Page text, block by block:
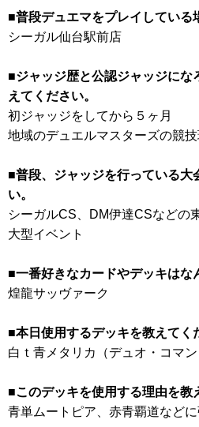
■普段デュエマをプレイしている
シーガル仙台駅前店
■ジャッジ歴と公認ジャッジにな
えてください。
初ジャッジをしてから５ヶ月
地域のデュエルマスターズの競
■普段、ジャッジを行っている大
い。
シーガルCS、DM伊達CSなどの
大型イベント
■一番好きなカードやデッキはな
煌龍サッヴァーク
■本日使用するデッキを教えてく
白ｔ青メタリカ（デュオ・コマン
■このデッキを使用する理由を教
青単ムートピア、赤青覇道など